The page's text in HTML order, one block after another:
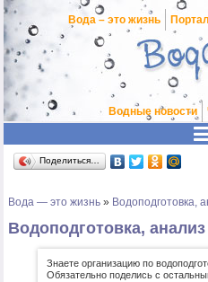
Вода – это жизнь
Водные новости
Поделиться…
Вода — это жизнь » Водоподготовка,
Водоподготовка,
Знаете организацию по
Обязательно поделись с